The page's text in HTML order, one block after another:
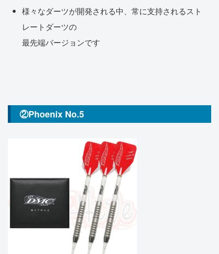
様々なダーツが開発される中、常に支持されるスト
レートダーツの
最先端バージョンです
②Phoenix No.5